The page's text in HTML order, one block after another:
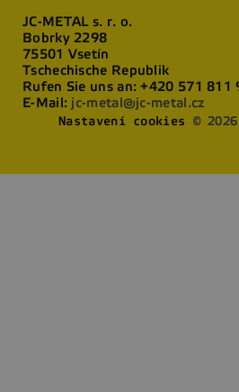
JC-METAL s. r. o.
Bobrky 2298
75501 Vsetín
Tschechische Republik
Rufen Sie uns an:+420 571 811
E-Mail: jc-metal@jc-metal.cz
Nastavení cookies ©